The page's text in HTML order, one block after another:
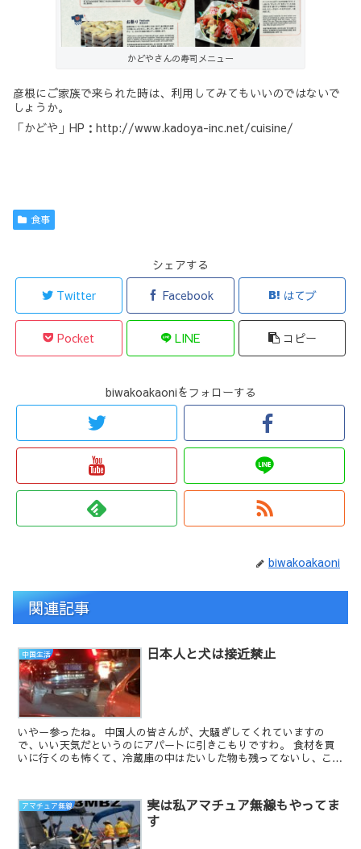
かどやさんの寿司メニュー
彦根にご家族で来られた時は、利用してみてもいいのではないで
しょうか。
「かどや」HP：http://www.kadoya-inc.net/cuisine/
食事
シェアする
Twitter
Facebook はてブ
Pocket LINE コピー
biwakoakaoniをフォローする
biwakoakaoni
関連記事
中国生活 日本人と犬は接近禁止
いやー参ったね。 中国人の皆さんが、大騒ぎしてくれていますの
で、いい天気だというのにアパートに引きこもりですわ。 食材を買
いに行くのも怖くて、冷蔵庫の中はたいした物も残ってないし、こん
アマチュア無線
実は私アマチュア無線もやってま
す